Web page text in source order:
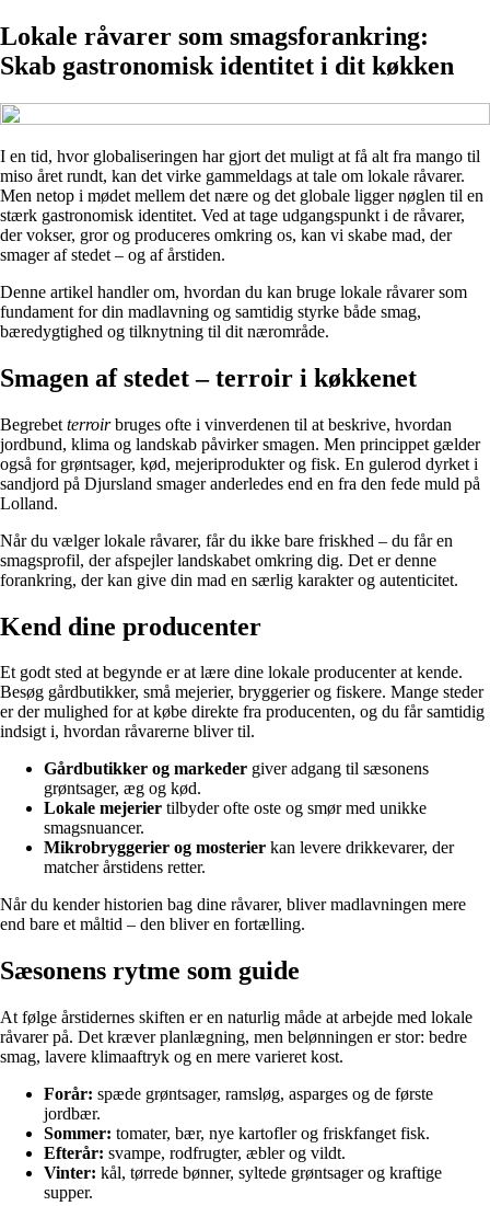
Lokale råvarer som smagsforankring:
Skab gastronomisk identitet i dit køkken
I en tid, hvor globaliseringen har gjort det muligt at få alt fra mango til
miso året rundt, kan det virke gammeldags at tale om lokale råvarer.
Men netop i mødet mellem det nære og det globale ligger nøglen til en
stærk gastronomisk identitet. Ved at tage udgangspunkt i de råvarer,
der vokser, gror og produceres omkring os, kan vi skabe mad, der
smager af stedet – og af årstiden.
Denne artikel handler om, hvordan du kan bruge lokale råvarer som
fundament for din madlavning og samtidig styrke både smag,
bæredygtighed og tilknytning til dit nærområde.
Smagen af stedet – terroir i køkkenet
Begrebet terroirbruges ofte i vinverdenen til at beskrive, hvordan
jordbund, klima og landskab påvirker smagen. Men princippet gælder
også for grøntsager, kød, mejeriprodukter og fisk. En gulerod dyrket i
sandjord på Djursland smager anderledes end en fra den fede muld på
Lolland.
Når du vælger lokale råvarer, får du ikke bare friskhed – du får en
smagsprofil, der afspejler landskabet omkring dig. Det er denne
forankring, der kan give din mad en særlig karakter og autenticitet.
Kend dine producenter
Et godt sted at begynde er at lære dine lokale producenter at kende.
Besøg gårdbutikker, små mejerier, bryggerier og fiskere. Mange steder
er der mulighed for at købe direkte fra producenten, og du får samtidig
indsigt i, hvordan råvarerne bliver til.
Gårdbutikker og markeder giver adgang til sæsonens
grøntsager, æg og kød.
Lokale mejerier tilbyder ofte oste og smør med unikke
smagsnuancer.
Mikrobryggerier og mosterier kan levere drikkevarer, der
matcher årstidens retter.
Når du kender historien bag dine råvarer, bliver madlavningen mere
end bare et måltid – den bliver en fortælling.
Sæsonens rytme som guide
At følge årstidernes skiften er en naturlig måde at arbejde med lokale
råvarer på. Det kræver planlægning, men belønningen er stor: bedre
smag, lavere klimaaftryk og en mere varieret kost.
Forår: spæde grøntsager, ramsløg, asparges og de første
jordbær.
Sommer: tomater, bær, nye kartofler og friskfanget fisk.
Efterår: svampe, rodfrugter, æbler og vildt.
Vinter: kål, tørrede bønner, syltede grøntsager og kraftige
supper.